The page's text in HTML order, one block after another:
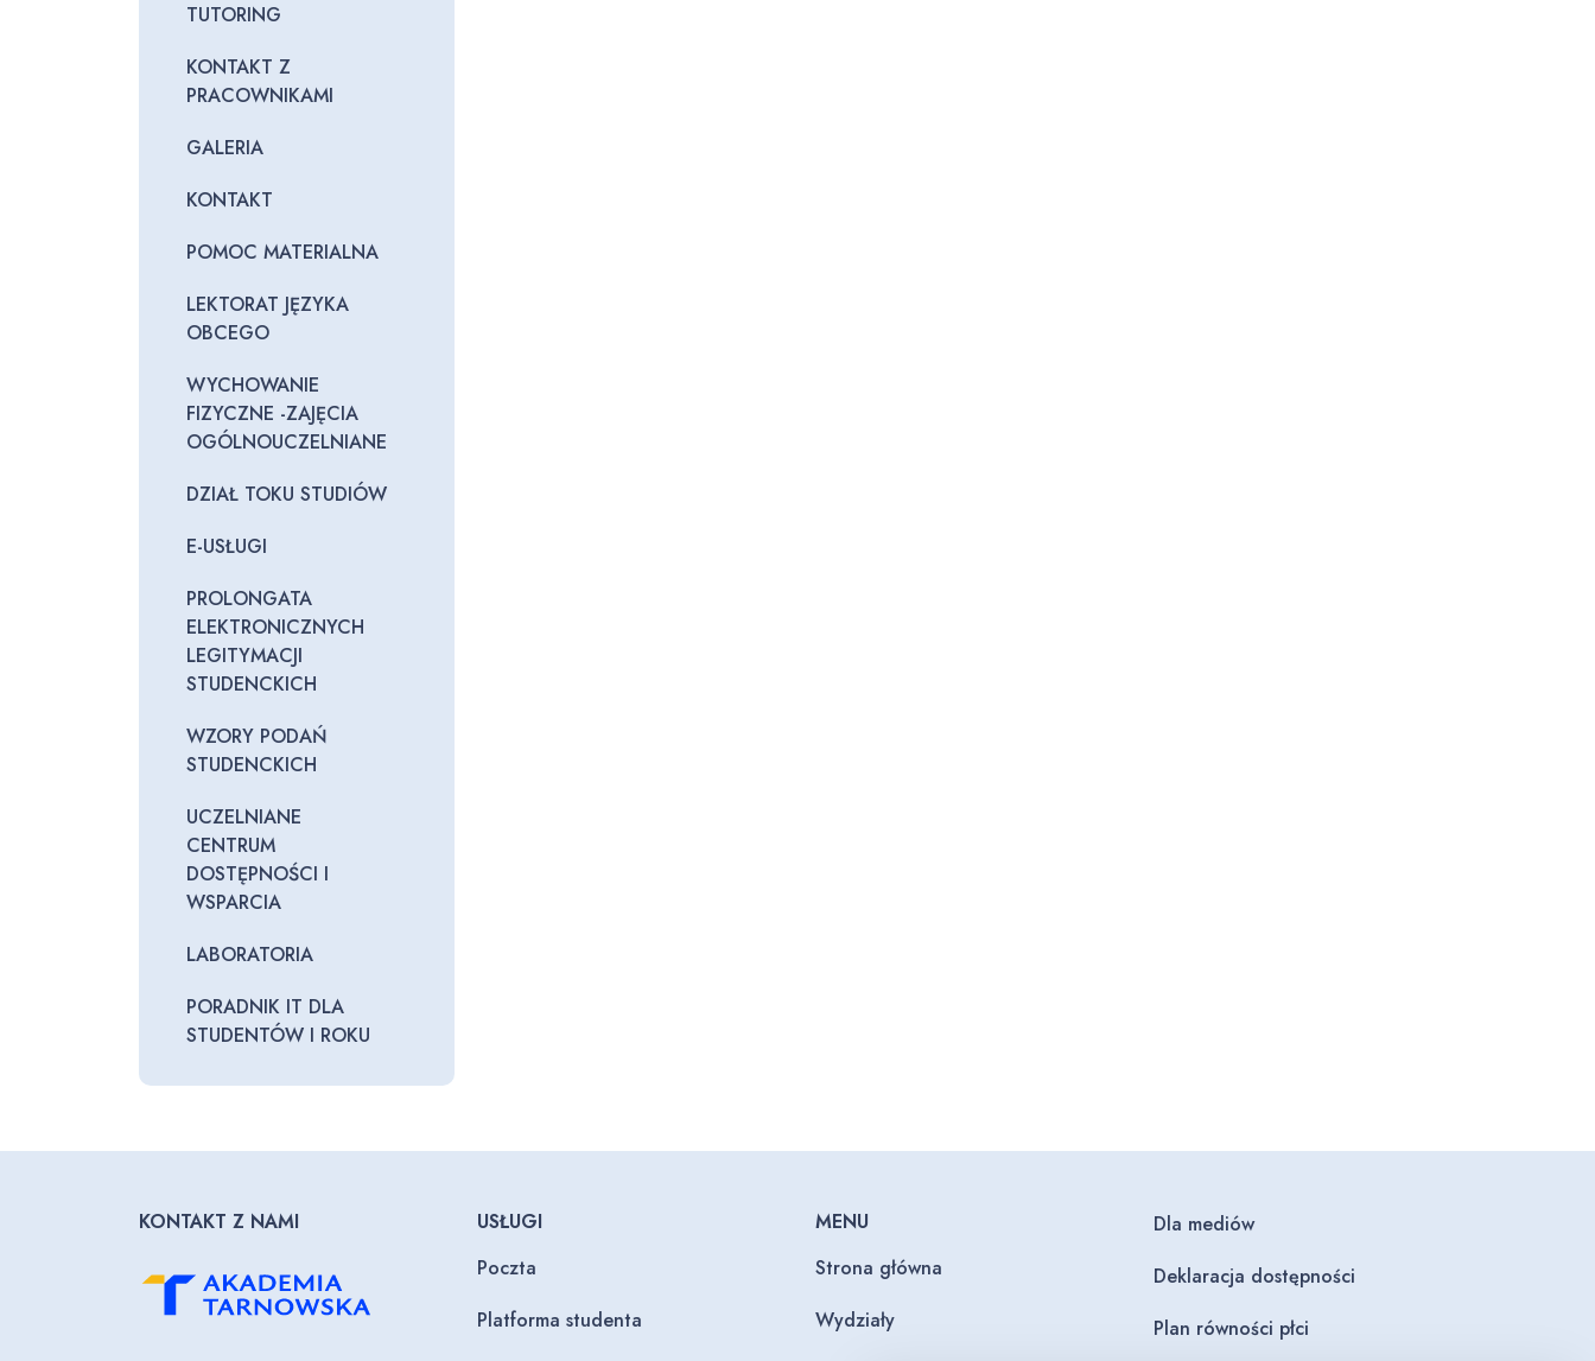
TUTORING
KONTAKT Z
PRACOWNIKAMI
GALERIA
KONTAKT
POMOC MATERIALNA
LEKTORAT JĘZYKA
OBCEGO
WYCHOWANIE
FIZYCZNE -ZAJĘCIA
OGÓLNOUCZELNIANE
DZIAŁ TOKU STUDIÓW
E-USŁUGI
PROLONGATA
ELEKTRONICZNYCH
LEGITYMACJI
STUDENCKICH
WZORY PODAŃ
STUDENCKICH
UCZELNIANE
CENTRUM
DOSTĘPNOŚCI I
WSPARCIA
LABORATORIA
PORADNIK IT DLA
STUDENTÓW I ROKU
KONTAKT Z NAMI
USŁUGI
Poczta
Platforma studenta
MENU
Strona główna
Wydziały
Dla mediów
Deklaracja dostępności
Plan równości płci